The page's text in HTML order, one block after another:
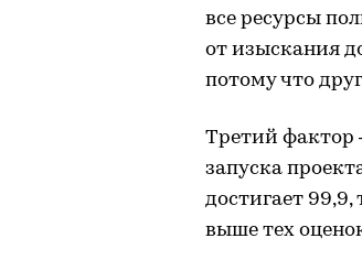
все ресурсы
от изыскания
потому что
Третий фактор
запуска
достигает
выше тех